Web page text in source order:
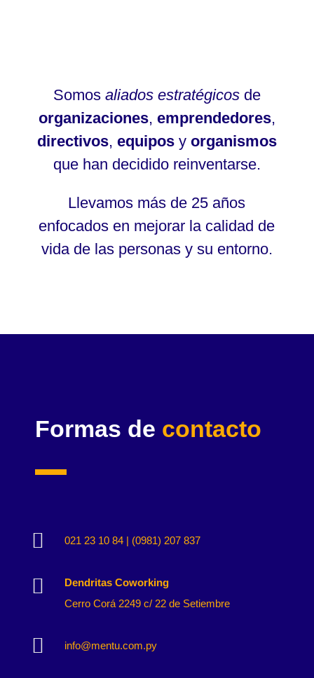
Somos aliados estratégicosde
organizaciones, emprendedores,
directivos, equiposy organismos
que han decidido reinventarse.
Llevamos más de 25 años
enfocados en mejorar la calidad de
vida de las personas y su entorno.
Formas de contacto
 021 23 10 84 | (0981) 207 837

Dendritas Coworking
Cerro Corá 2249 c/ 22 de Setiembre
 info@mentu.com.py